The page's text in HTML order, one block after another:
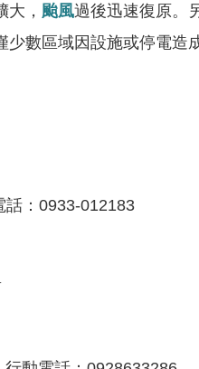
， 颱風過後迅速復原。
少數區域因設施或停電造
話：0933-012183